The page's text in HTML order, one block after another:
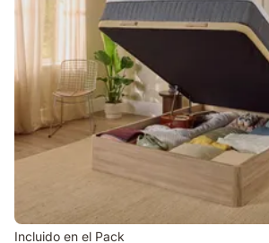
Incluido en el Pack